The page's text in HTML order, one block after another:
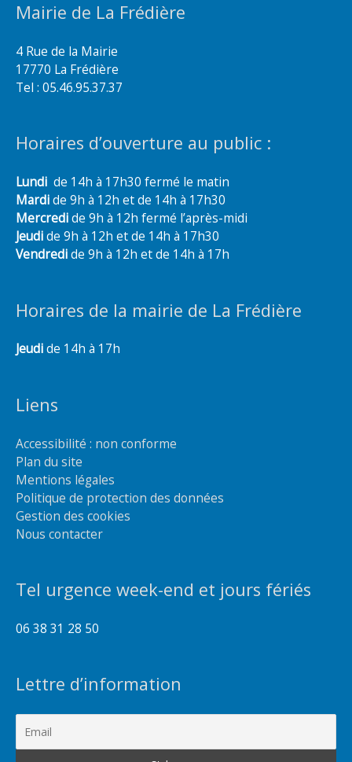
Mairie de La Frédière
4 Rue de la Mairie
17770 La Frédière
Tel : 05.46.95.37.37
Horaires d’ouverture au public :
Lundi de 14h à 17h30 fermé le matin
Mardide 9h à 12h et de 14h à 17h30
Mercredide 9h à 12h fermé l’après-midi
Jeudide 9h à 12h et de 14h à 17h30
Vendredide 9h à 12h et de 14h à 17h
Horaires de la mairie de La Frédière
Jeudide 14h à 17h
Liens
Accessibilité : non conforme
Plan du site
Mentions légales
Politique de protection des données
Gestion des cookies
Nous contacter
Tel urgence week-end et jours fériés
06 38 31 28 50
Lettre d’information